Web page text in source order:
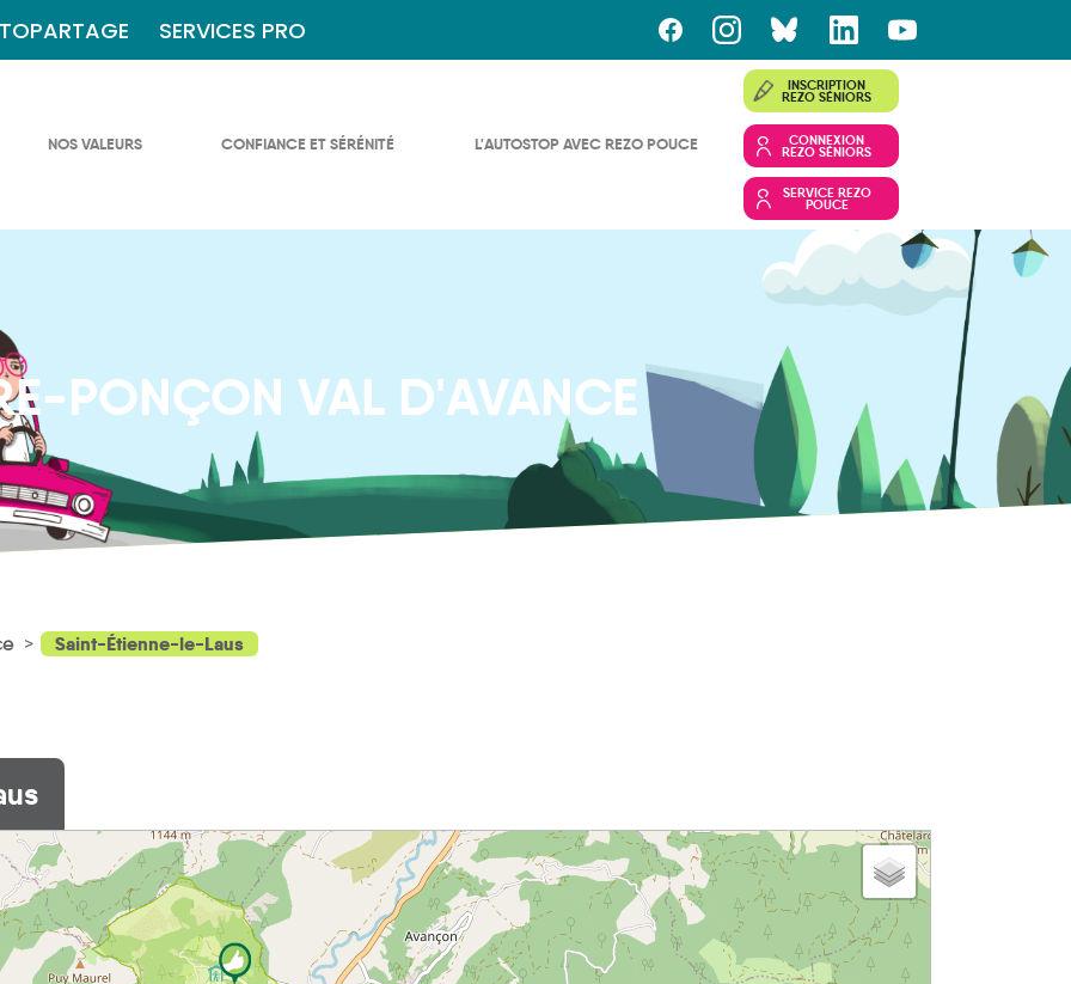
SERVICES PRO
NOS VALEURS CONFIANCE ET SÉRÉNITÉ L'AUTOSTOP AVEC REZO POUCE
INSCRIPTION
REZO SÉNIORS
CONNEXION
REZO SÉNIORS
SERVICE REZO
POUCE
PONÇON VAL D'AVANCE
Saint-Étienne-le-Laus